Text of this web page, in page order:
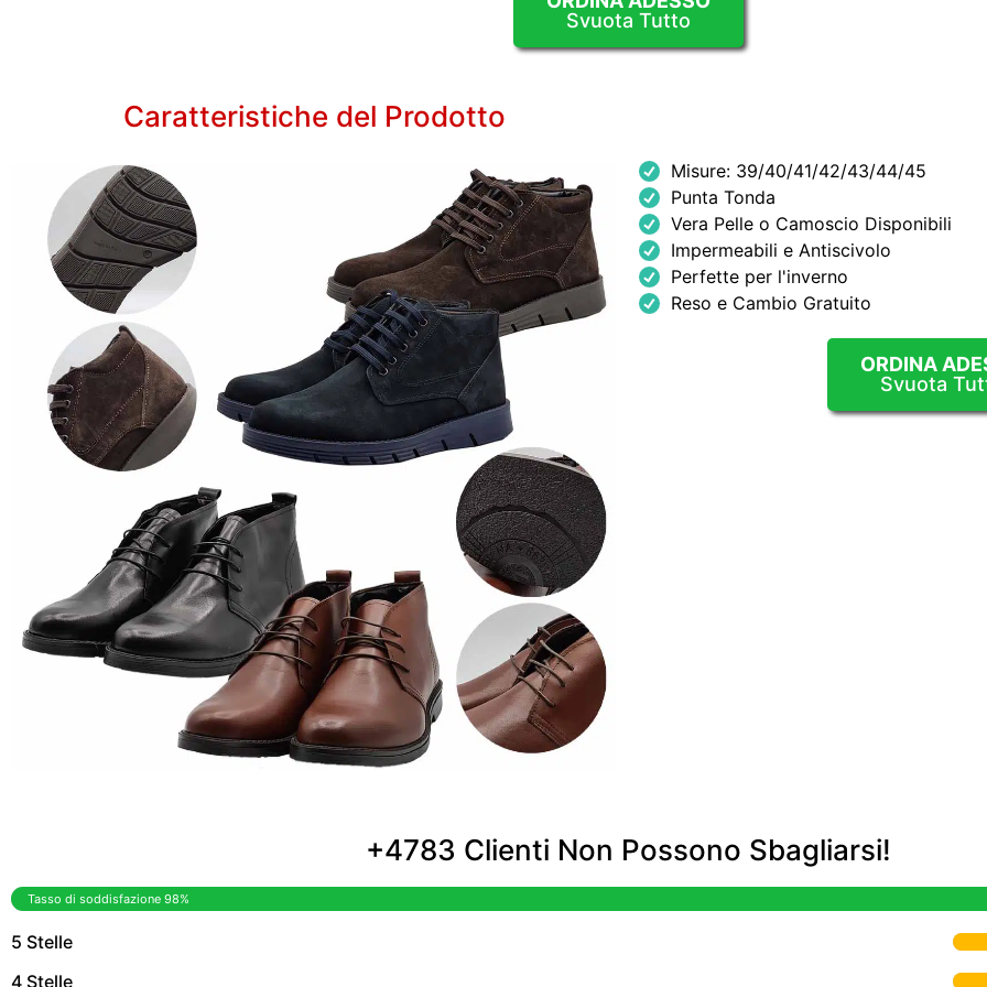
Svuota Tutto
Caratteristiche del Prodotto
Misure: 39/40/41/42/43/44/45
Punta Tonda
Vera Pelle o Camoscio Disponibili
Impermeabili e Antiscivolo
Perfette per l'inverno
Reso e Cambio Gratuito
ORDINA
Svuota
+4783 Clienti Non Possono Sbagliarsi!
Tasso di soddisfazione 98%
5 Stelle
4 Stelle